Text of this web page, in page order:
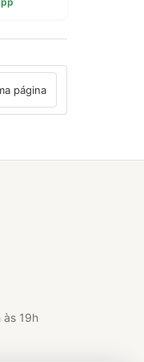
página
às 19h